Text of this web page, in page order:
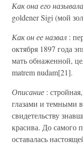
Как она его называла
goldener Sigi (мой
Как он ее назвал :
октября 1897 года
мать обнаженной,
matrem nudam[21].
Описание :
глазами и темными
свидетельству
красива. До самого
оставалась